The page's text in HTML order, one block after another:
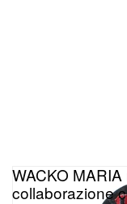
WACKO
collaborazione